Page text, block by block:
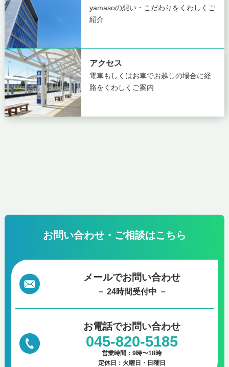
yamasoの想い・こだわりを くわしくご
紹介
アクセス
電車もしくはお車でお越しの場合に経
路をくわしくご案内
お問い合わせ・ご相談はこちら
メールでお問い合わせ
－ 24時間受付中 －
お電話でお問い合わせ
045-820-5185
営業時間：9時〜18時
定休日：火曜日・日曜日